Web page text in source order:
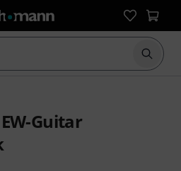
Start
Guitar
stjerner fra 81 kundebedømmelser